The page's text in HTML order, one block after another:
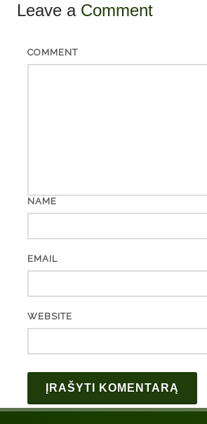
Leave a Comment
COMMENT
NAME
EMAIL
WEBSITE